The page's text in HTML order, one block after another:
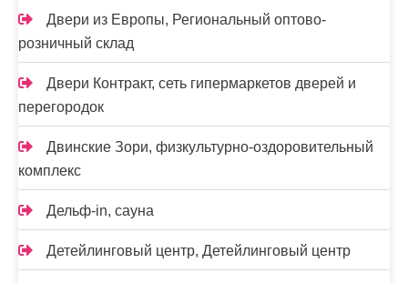
Двери из Европы, Региональный оптово-
розничный склад
Двери Контракт, сеть гипермаркетов дверей и
перегородок
Двинские Зори, физкультурно-оздоровительный
комплекс
Дельф-in, сауна
Детейлинговый центр, Детейлинговый центр